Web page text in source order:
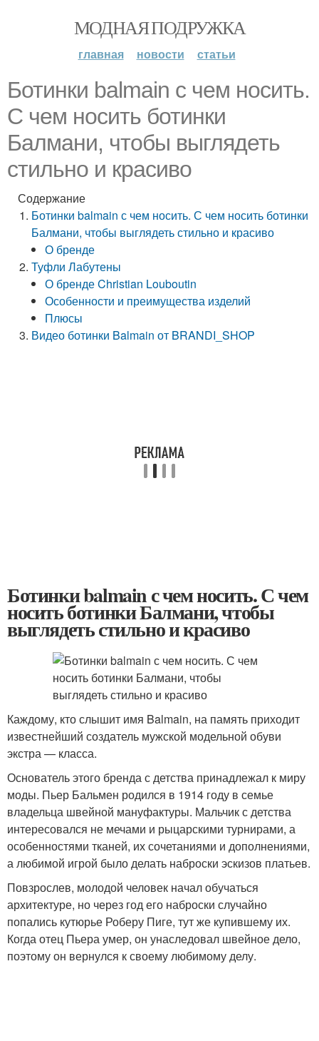
МОДНАЯ ПОДРУЖКА
главная новости статьи
Ботинки balmain с чем носить.
С чем носить ботинки
Балмани, чтобы выглядеть
стильно и красиво
Содержание
Ботинки balmain с чем носить. С чем носить ботинки
Балмани, чтобы выглядеть стильно и красиво
О бренде
Туфли Лабутены
О бренде Christian Louboutin
Особенности и преимущества изделий
Плюсы
Видео ботинки Balmain от BRANDI_SHOP
Ботинки balmain с чем носить. С чем
носить ботинки Балмани, чтобы
выглядеть стильно и красиво
Каждому, кто слышит имя Balmain, на память приходит
известнейший создатель мужской модельной обуви
экстра — класса.
Основатель этого бренда с детства принадлежал к миру
моды. Пьер Бальмен родился в 1914 году в семье
владельца швейной мануфактуры. Мальчик с детства
интересовался не мечами и рыцарскими турнирами, а
особенностями тканей, их сочетаниями и дополнениями,
а любимой игрой было делать наброски эскизов платьев.
Повзрослев, молодой человек начал обучаться
архитектуре, но через год его наброски случайно
попались кутюрье Роберу Пиге, тут же купившему их.
Когда отец Пьера умер, он унаследовал швейное дело,
поэтому он вернулся к своему любимому делу.